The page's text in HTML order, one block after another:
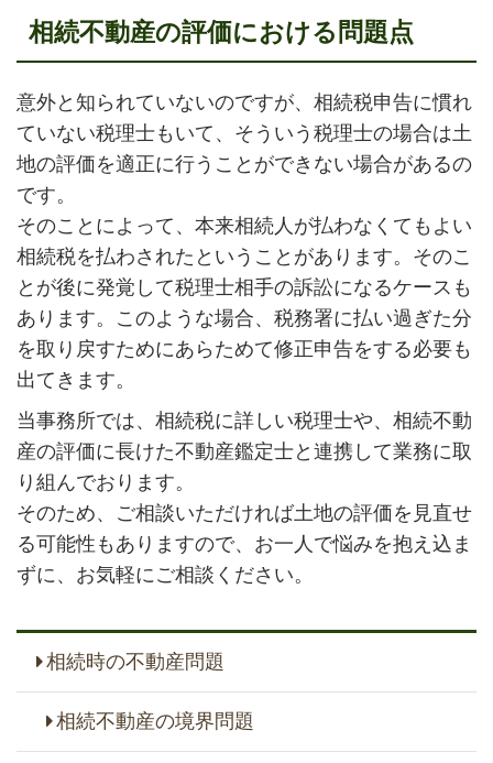
相続不動産の評価における問題点
意外と知られていないのですが、相続税申告に慣れ
ていない税理士もいて、そういう税理士の場合は土
地の評価を適正に行うことができない場合があるの
です。
そのことによって、本来相続人が払わなくてもよい
相続税を払わされたということがあります。そのこ
とが後に発覚して税理士相手の訴訟になるケースも
あります。このような場合、税務署に払い過ぎた分
を取り戻すためにあらためて修正申告をする必要も
出てきます。
当事務所では、相続税に詳しい税理士や、相続不動
産の評価に長けた不動産鑑定士と連携して業務に取
り組んでおります。
そのため、ご相談いただければ土地の評価を見直せ
る可能性もありますので、お一人で悩みを抱え込ま
ずに、お気軽にご相談ください。
相続時の不動産問題
相続不動産の境界問題